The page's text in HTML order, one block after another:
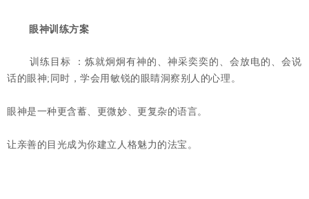
眼神训练方案
训练目标 ：炼就炯炯有神的、神采奕奕的、会放电的、会说
话的眼神;同时，学会用敏锐的眼睛洞察别人的心理。
眼神是一种更含蓄、更微妙、更复杂的语言。
让亲善的目光成为你建立人格魅力的法宝。